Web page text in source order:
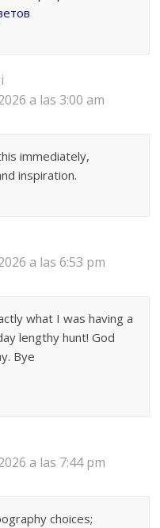
a las 3:00 am
immediately,
inspiration.
a las 6:53 pm
what I was having a
lengthy hunt! God
Bye
a las 7:44 pm
choices;